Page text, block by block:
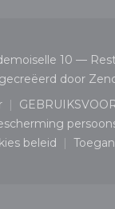
10 —
gecreëerd door
in een nieuw
((opent
beleid
((opent in een